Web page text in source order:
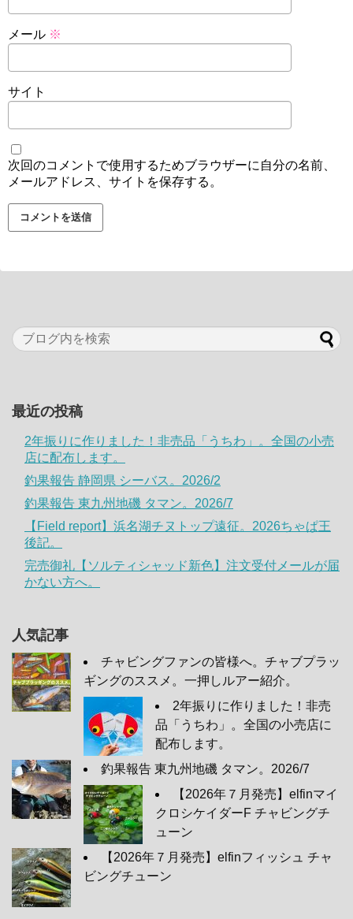
メール ※
サイト
次回のコメントで使用するためブラウザーに自分の名前、
メールアドレス、サイトを保存する。
最近の投稿
2年振りに作りました！非売品「うちわ」。全国の小売
店に配布します。
釣果報告 静岡県 シーバス。2026/2
釣果報告 東九州地磯 タマン。2026/7
【Field report】浜名湖チヌトップ遠征。2026ちゃぱ王
後記。
完売御礼【ソルティシャッド新色】注文受付メールが届
かない方へ。
人気記事
チャビングファンの皆様へ。チャブプラッ
ギングのススメ。一押しルアー紹介。
2年振りに作りました！非売
品「うちわ」。全国の小売店に
配布します。
釣果報告 東九州地磯 タマン。2026/7
【2026年７月発売】elfinマイ
クロシケイダーF チャビングチ
ューン
【2026年７月発売】elfinフィッシュ チャ
ビングチューン